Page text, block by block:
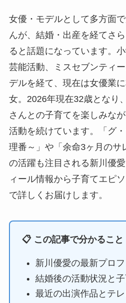
女優・モデルとして多方面
んが、結婚・出産を経てさ
ると話題になっています。
芸能活動、ミスセブンティ
デルを経て、現在は女優業
女。2026年現在32歳となり
さんとの子育てを楽しみな
活動を続けています。「グ
理番～」や「余命3ヶ月のサ
の活躍も注目される新川優
ィール情報から子育てエピ
で詳しくお届けします。
📋 この記事で分かること
新川優愛の最新プロ
結婚後の活動状況と
最近の出演作品とテ